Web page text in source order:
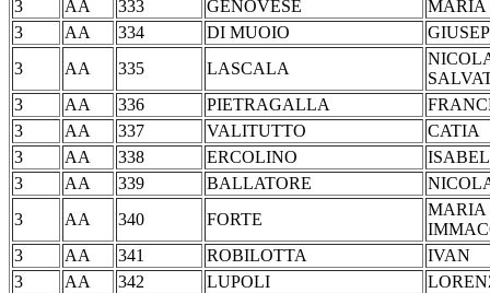
3
AA 333 GENOVESE
3
AA 334 DI MUOIO
3
AA 335 LASCALA
3
AA 336 PIETRAGALLA
3
AA 337 VALITUTTO
3
AA 338 ERCOLINO
3
AA 339 BALLATORE
3
AA 340 FORTE
MARIA
3
AA 341 ROBILOTTA
3
AA 342 LUPOLI